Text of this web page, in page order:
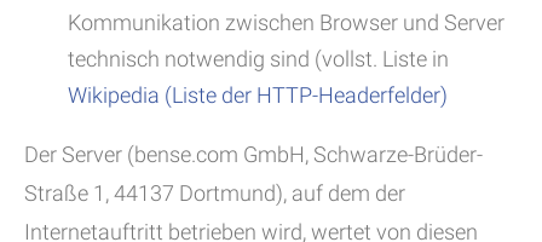
Kommunikation zwischen Browser und Server
technisch notwendig sind (vollst. Liste in
Wikipedia (Liste der HTTP-Headerfelder)
Der Server (bense.com GmbH, Schwarze-Brüder-
Straße 1, 44137 Dortmund), auf dem der
Internetauftritt betrieben wird, wertet von diesen